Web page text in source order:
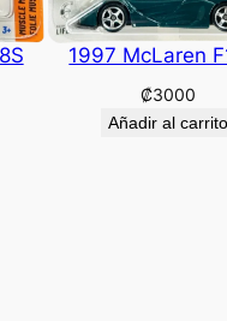
1997 McLaren
₡3000
Añadir al carrito